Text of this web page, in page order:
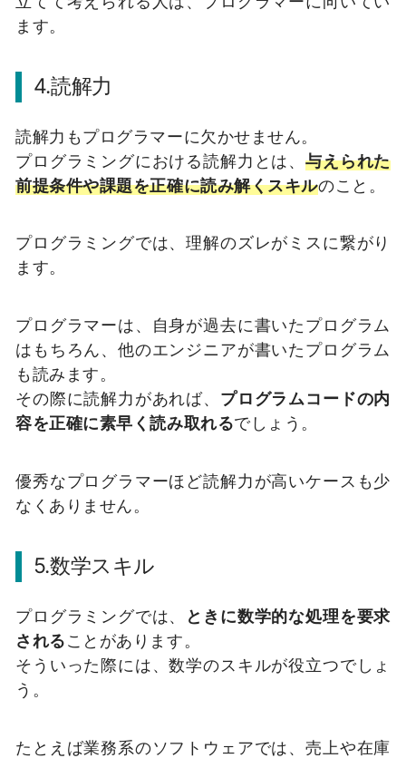
ます。
4.読解力
読解力もプログラマーに欠かせません。
プログラミングにおける読解力とは、与えられた
前提条件や課題を正確に読み解くスキルのこと。
プログラミングでは、理解のズレがミスに繋がり
ます。
プログラマーは、自身が過去に書いたプログラム
はもちろん、他のエンジニアが書いたプログラム
も読みます。
その際に読解力があれば、 プログラムコードの内
容を正確に素早く読み取れるでしょう。
優秀なプログラマーほど読解力が高いケースも少
なくありません。
5.数学スキル
プログラミングでは、
ときに数学的な処理を要求
されることがあります。
そういった際には、数学のスキルが役立つでしょ
う。
たとえば業務系のソフトウェアでは、売上や在庫